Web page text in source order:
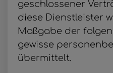
geschlossener
diese Dienstleister
Maßgabe der
gewisse
übermittelt.